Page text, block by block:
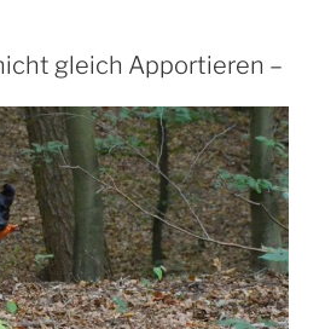
gleich Apportieren –